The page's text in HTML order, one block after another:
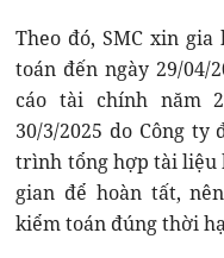
Theo đó, SMC xin
toán đến ngày 29/04/
cáo tài chính năm
30/3/2025 do Công
trình tổng hợp tài liệu
gian để hoàn tất,
kiểm toán đúng thời